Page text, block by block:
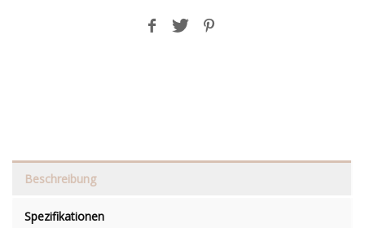
Beschreibung
Spezifikationen